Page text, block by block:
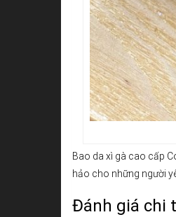
Bao da xì gà cao cấp
hảo cho những người
Đánh giá chi